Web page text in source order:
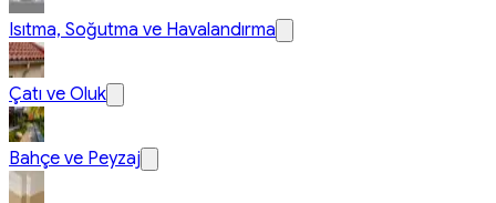
Isıtma, Soğutma ve Havalandırma
Çatı ve Oluk
Bahçe ve Peyzaj